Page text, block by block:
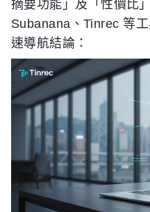
摘要功能」及「性價比
Subanana、Tinrec 等
速導航結論：